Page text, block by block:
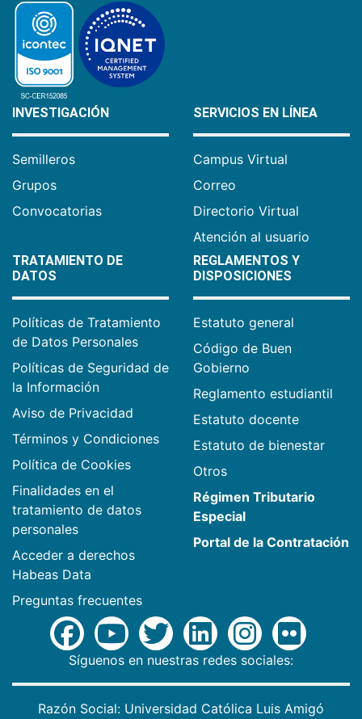
INVESTIGACIÓN
Semilleros
Grupos
Convocatorias
SERVICIOS EN LÍNEA
Campus Virtual
Correo
Directorio Virtual
Atención al usuario
TRATAMIENTO DE
DATOS
Políticas de Tratamiento
de Datos Personales
Políticas de Seguridad de
la Información
Aviso de Privacidad
Términos y Condiciones
Política de Cookies
Finalidades en el
tratamiento de datos
personales
Acceder a derechos
Habeas Data
Preguntas frecuentes
REGLAMENTOS Y
DISPOSICIONES
Estatuto general
Código de Buen
Gobierno
Reglamento estudiantil
Estatuto docente
Estatuto de bienestar
Otros
Régimen Tributario
Especial
Portal de la Contratación
Síguenos en nuestras redes sociales:
Razón Social: Universidad Católica Luis Amigó